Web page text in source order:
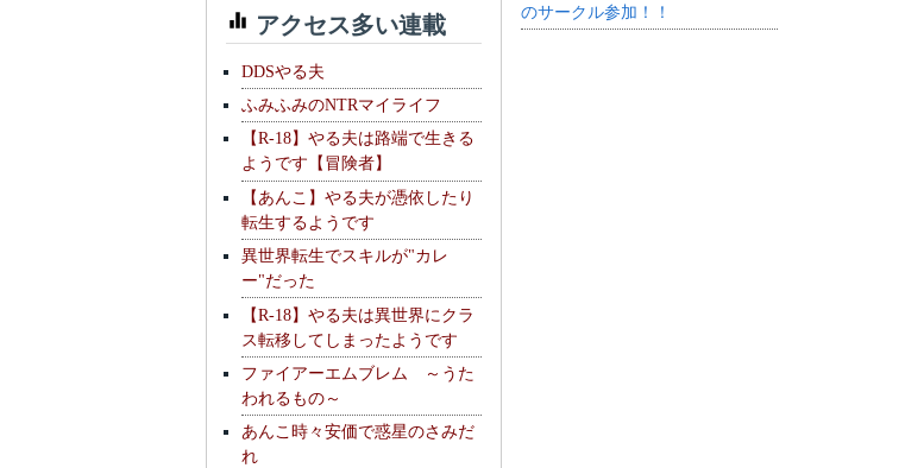
アクセス多い連載
DDSやる夫
ふみふみのNTRマイライフ
【R-18】やる夫は路端で生きる
ようです【冒険者】
【あんこ】やる夫が憑依したり
転生するようです
異世界転生でスキルが"カレ
ー"だった
【R-18】やる夫は異世界にクラ
ス転移してしまったようです
ファイアーエムブレム ～うた
われるもの～
あんこ時々安価で惑星のさみだ
れ
のサークル参加！！